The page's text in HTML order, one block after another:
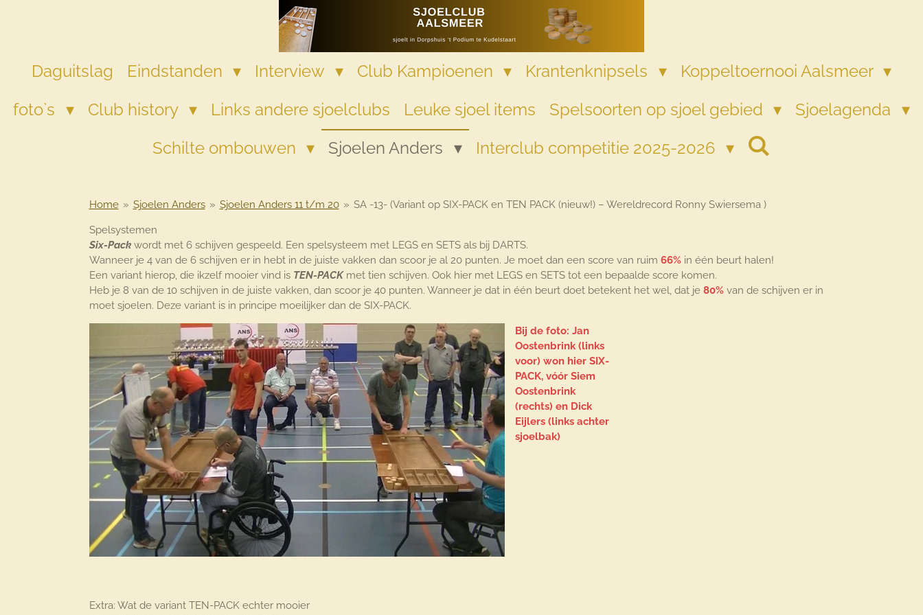
hoofdinhoud
Daguitslag Eindstanden Interview Club Kampioenen Krantenknipsels
Koppeltoernooi Aalsmeer
foto`s
Club history Links andere sjoelclubs Leuke sjoel items Spelsoorten op sjoel gebied
Sjoelagenda
Schilte ombouwen
Sjoelen Anders Interclub competitie 2025-2026
Home » Sjoelen Anders » Sjoelen Anders 11 t/m 20 » SA -13- (Variant op SIX-PACK en TEN PACK (nieuw!) – Wereldrecord Ronny Swiersema )
Spelsystemen
Six-Packwordt met 6 schijven gespeeld. Een spelsysteem met LEGS en SETS als bij DARTS.
Wanneer je 4 van de 6 schijven er in hebt in de juiste vakken dan scoor je al 20 punten. Je moet dan een score van ruim 66%in één beurt halen!
Een variant hierop, die ikzelf mooier vind is TEN-PACKmet tien schijven. Ook hier met LEGS en SETS tot een bepaalde score komen.
Heb je 8 van de 10 schijven in de juiste vakken, dan scoor je 40 punten. Wanneer je dat in één beurt doet betekent het wel, dat je 80% van de schijven er in
moet sjoelen. Deze variant is in principe moeilijker dan de SIX-PACK.
Bij de foto: Jan
Oostenbrink (links
voor) won hier SIX-
PACK, vóór Siem
Oostenbrink
(rechts) en Dick
Eijlers (links achter
sjoelbak)
Extra: Wat de variant TEN-PACK echter mooier